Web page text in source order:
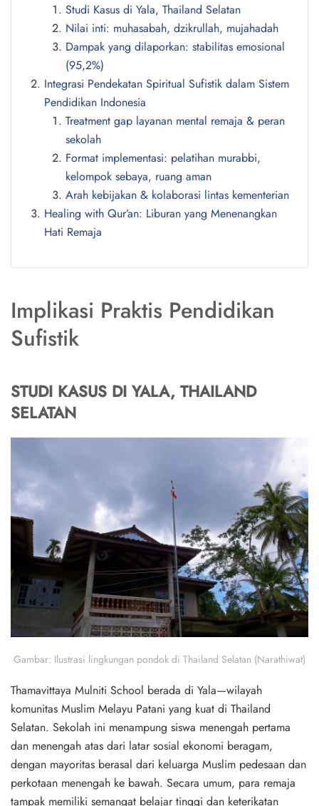
Studi Kasus di Yala, Thailand Selatan
Nilai inti: muhasabah, dzikrullah, mujahadah
Dampak yang dilaporkan: stabilitas emosional
(95,2%)
Integrasi Pendekatan Spiritual Sufistik dalam Sistem
Pendidikan Indonesia
Treatment gap layanan mental remaja & peran
sekolah
Format implementasi: pelatihan murabbi,
kelompok sebaya, ruang aman
Arah kebijakan & kolaborasi lintas kementerian
Healing with Qur’an: Liburan yang Menenangkan
Hati Remaja
Implikasi Praktis Pendidikan
Sufistik
STUDI KASUS DI YALA, THAILAND
SELATAN
Gambar: Ilustrasi lingkungan pondok di Thailand Selatan (Narathiwat)
Thamavittaya Mulniti School berada di Yala—wilayah
komunitas Muslim Melayu Patani yang kuat di Thailand
Selatan. Sekolah ini menampung siswa menengah pertama
dan menengah atas dari latar sosial ekonomi beragam,
dengan mayoritas berasal dari keluarga Muslim pedesaan dan
perkotaan menengah ke bawah. Secara umum, para remaja
tampak memiliki semangat belajar tinggi dan keterikatan